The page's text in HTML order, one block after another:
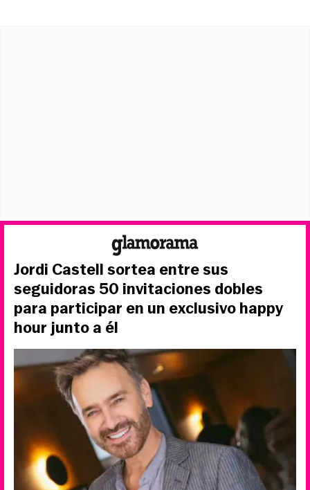
Jordi Castell sortea entre sus
seguidoras 50 invitaciones dobles
para participar en un exclusivo happy
hour junto a él